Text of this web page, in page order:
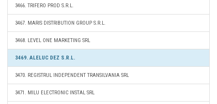
3466. TRIFERO PROD S.R.L.
3467. MARIS DISTRIBUTION GROUP S.R.L.
3468. LEVEL ONE MARKETING SRL
3469. ALELUC DEZ S.R.L.
3470. REGISTRUL INDEPENDENT TRANSILVANIA SRL
3471. MILU ELECTRONIC INSTAL SRL